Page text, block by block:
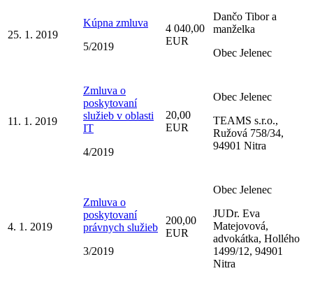
25. 1. 2019
Kúpna zmluva
5/2019
4 040,00
EUR
Dančo Tibor a
manželka
Obec Jelenec
11. 1. 2019
Zmluva o
poskytovaní
služieb v oblasti
IT
4/2019
20,00
EUR
Obec Jelenec
TEAMS s.r.o.,
Ružová 758/34,
94901 Nitra
4. 1. 2019
Zmluva o
poskytovaní
právnych služieb
3/2019
200,00
EUR
Obec Jelenec
JUDr. Eva
Matejovová,
advokátka, Hollého
1499/12, 94901
Nitra